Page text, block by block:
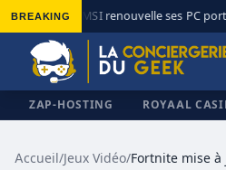
BREAKING
◆ MSI renouvelle ses PC
ZAP-HOSTING ROYAAL
Accueil/Jeux Vidéo/Fortnite mise à